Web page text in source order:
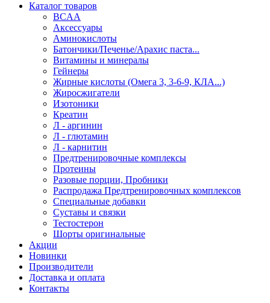
Каталог товаров
BCAA
Аксессуары
Аминокислоты
Батончики/Печенье/Арахис паста...
Витамины и минералы
Гейнеры
Жирные кислоты (Омега 3, 3-6-9, КЛА...)
Жиросжигатели
Изотоники
Креатин
Л - аргинин
Л - глютамин
Л - карнитин
Предтренировочные комплексы
Протеины
Разовые порции, Пробники
Распродажа Предтренировочных комплексов
Специальные добавки
Суставы и связки
Тестостерон
Шорты оригинальные
Акции
Новинки
Производители
Доставка и оплата
Контакты